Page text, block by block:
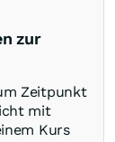
zur
Zeitpunkt
mit
Kurs